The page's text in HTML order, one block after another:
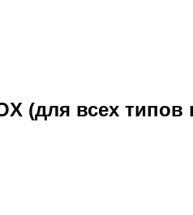
(для всех типов